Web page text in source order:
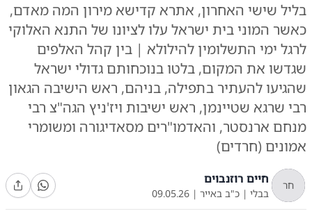
בליל שישי האחרון, אתרא קדישא מירון המה מאדם,
כאשר המוני בית ישראל עלו לציונו של התנא האלוקי
לרגל ימי התשלומין להילולא | בין קהל האלפים
שגדשו את המקום, בלטו בנוכחותם גדולי ישראל
שהגיעו להעתיר בתפילה, בניהם, ראש הישיבה הגאון
רבי שרגא שטיינמן, ראש ישיבות ויז'ניץ הגה"צ רבי
מנחם ארנסטר, והאדמו"רים מסאדיגורה ומשומרי
אמונים (חרדים)
חר חיים רוזנבוים
בבלי | כ"ב באייר |
09.05.26